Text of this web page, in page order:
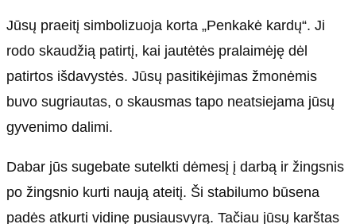
Jūsų praeitį simbolizuoja korta „Penkakė kardų“. Ji
rodo skaudžią patirtį, kai jautėtės pralaimėję dėl
patirtos išdavystės. Jūsų pasitikėjimas žmonėmis
buvo sugriautas, o skausmas tapo neatsiejama jūsų
gyvenimo dalimi.
Dabar jūs sugebate sutelkti dėmesį į darbą ir žingsnis
po žingsnio kurti naują ateitį. Ši stabilumo būsena
padės atkurti vidinę pusiausvyrą. Tačiau jūsų karštas